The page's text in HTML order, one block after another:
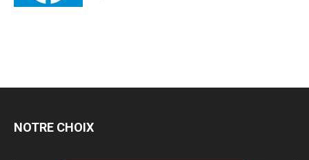
NOTRE CHOIX